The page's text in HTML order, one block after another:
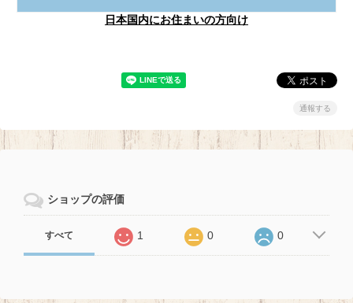
日本国内にお住まいの方向け
通報する
ショップの評価
すべて 1 0 0